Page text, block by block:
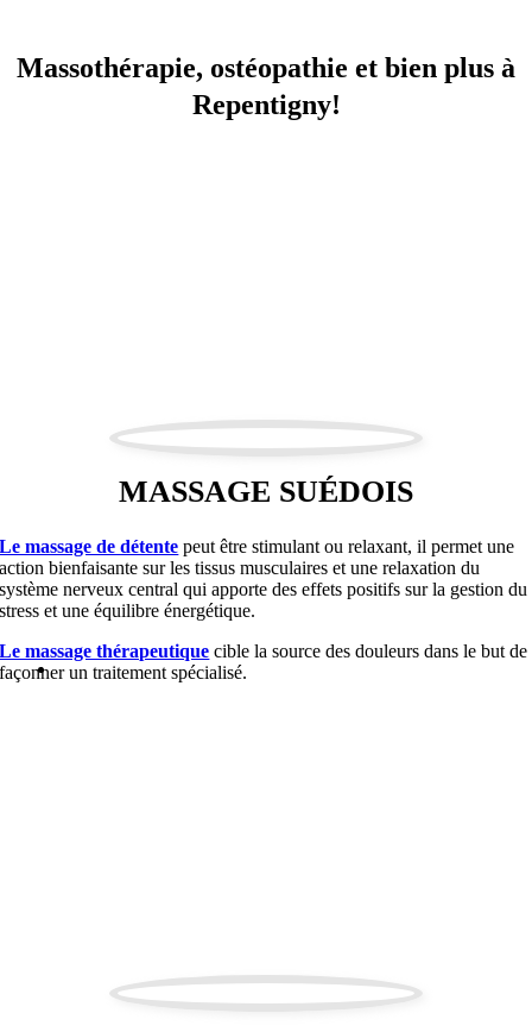
Massothérapie, ostéopathie et bien plus à
Repentigny!
MASSAGE SUÉDOIS
Le massage de détente peut être stimulant ou relaxant, il permet une
action bienfaisante sur les tissus musculaires et une relaxation du
système nerveux central qui apporte des effets positifs sur la gestion du
stress et une équilibre énergétique.
Le massage thérapeutique cible la source des douleurs dans le but de
façonner un traitement spécialisé.